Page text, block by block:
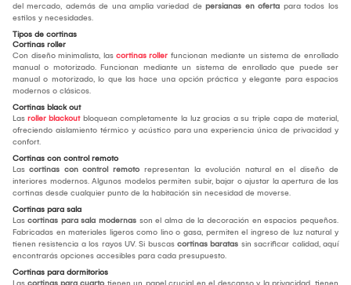
del mercado, además de una amplia variedad de persianas en oferta para todos los
estilos y necesidades.
Tipos de cortinas
Cortinas roller
Con diseño minimalista, las cortinas roller funcionan mediante un sistema de enrollado
manual o motorizado. Funcionan mediante un sistema de enrollado que puede ser
manual o motorizado, lo que las hace una opción práctica y elegante para espacios
modernos o clásicos.
Cortinas black out
Las roller blackoutbloquean completamente la luz gracias a su triple capa de material,
ofreciendo aislamiento térmico y acústico para una experiencia única de privacidad y
confort.
Cortinas con control remoto
Las cortinas con control remoto representan la evolución natural en el diseño de
interiores modernos. Algunos modelos permiten subir, bajar o ajustar la apertura de las
cortinas desde cualquier punto de la habitación sin necesidad de moverse.
Cortinas para sala
Las cortinas para sala modernas son el alma de la decoración en espacios pequeños.
Fabricadas en materiales ligeros como lino o gasa, permiten el ingreso de luz natural y
tienen resistencia a los rayos UV. Si buscas cortinas baratas sin sacrificar calidad, aquí
encontrarás opciones accesibles para cada presupuesto.
Cortinas para dormitorios